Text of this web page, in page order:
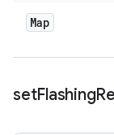
Map
setFlashing